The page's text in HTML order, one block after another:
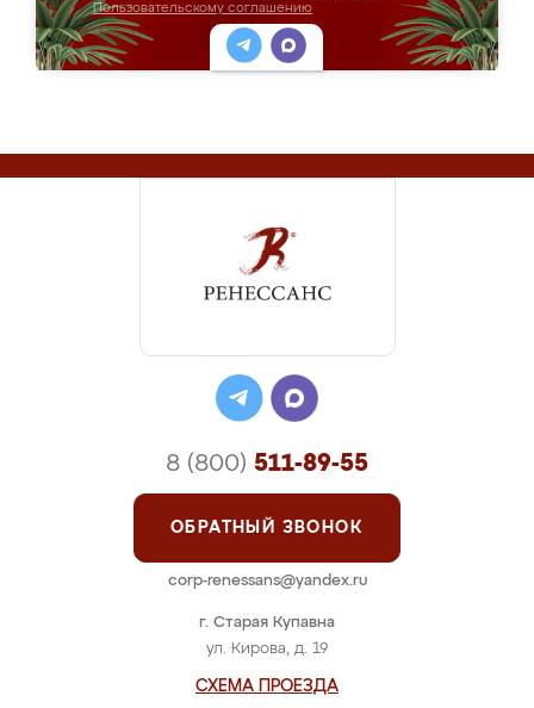
Пользовательскому соглашению
г. Старая Купавна
ул. Кирова, д. 19
СХЕМА ПРОЕЗДА
8 (800) 511-89-55
ОБРАТНЫЙ ЗВОНОК
corp-renessans@yandex.ru